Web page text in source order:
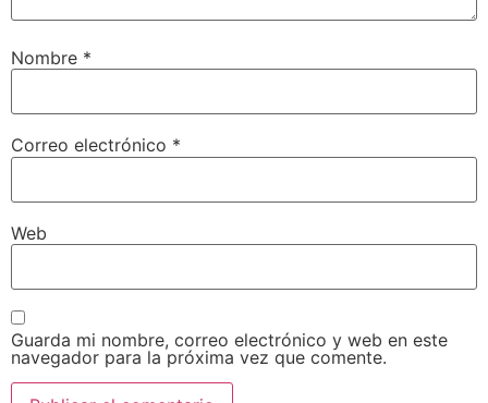
Nombre *
Correo electrónico *
Web
Guarda mi nombre, correo electrónico y web en este
navegador para la próxima vez que comente.